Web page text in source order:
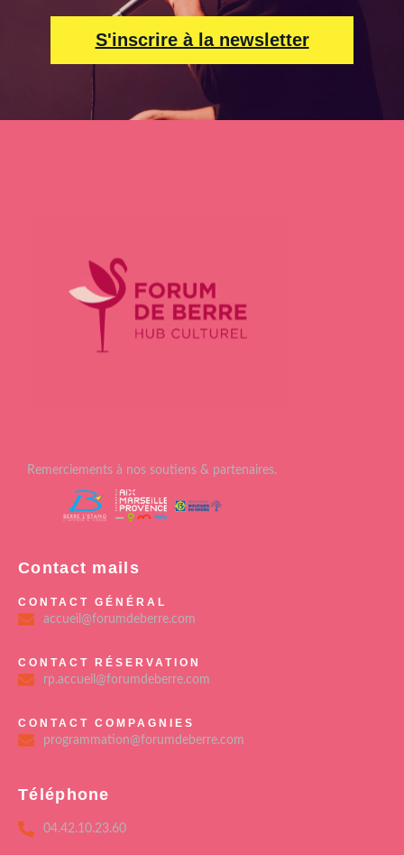
S'inscrire à la newsletter
Remerciements à nos soutiens & partenaires.
Contact mails
CONTACT GÉNÉRAL
accueil@forumdeberre.com
CONTACT RÉSERVATION
rp.accueil@forumdeberre.com
CONTACT COMPAGNIES
programmation@forumdeberre.com
Téléphone
04.42.10.23.60